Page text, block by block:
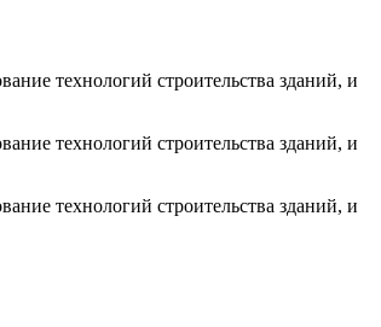
технологий строительства зданий, и
технологий строительства зданий, и
технологий строительства зданий, и